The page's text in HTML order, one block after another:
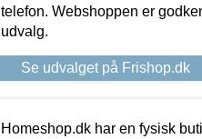
telefon. Webshoppen er
udvalg.
Se udvalget på Frishop.dk
Homeshop.dk har en fysisk